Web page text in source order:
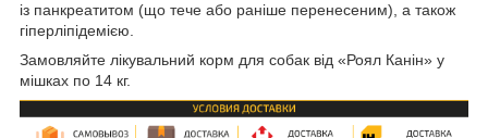
із панкреатитом (що тече або раніше перенесеним), а також
гіперліпідемією.
Замовляйте лікувальний корм для собак від «Роял Канін» у
мішках по 14 кг.